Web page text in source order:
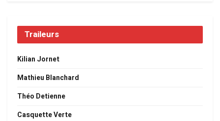
Traileurs
Kilian Jornet
Mathieu Blanchard
Théo Detienne
Casquette Verte